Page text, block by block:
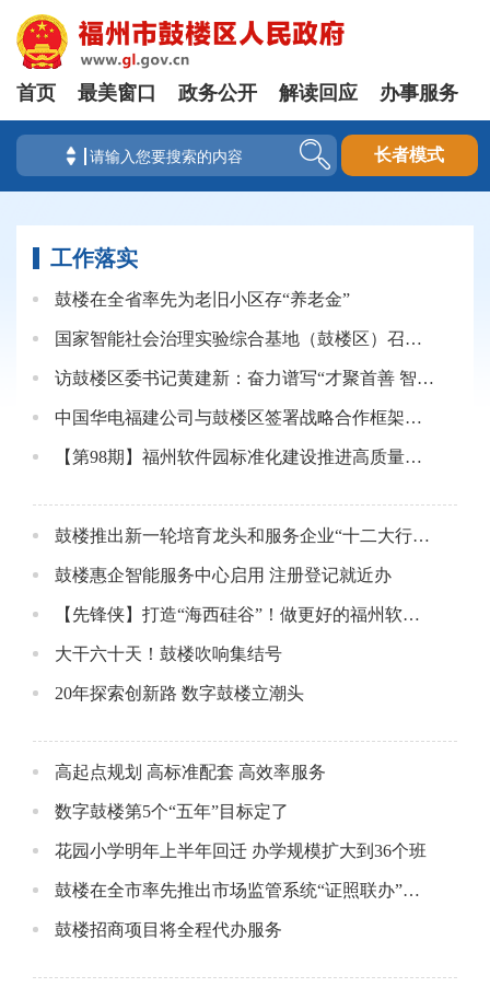
首页 最美窗口 政务公开 解读回应 办事服务
长者模式
工作落实
鼓楼在全省率先为老旧小区存“养老金”
国家智能社会治理实验综合基地（鼓楼区）召开 “打造韧性的智慧社区，优化智慧社区养老服务” 调研活动部署会议
访鼓楼区委书记黄建新：奋力谱写“才聚首善 智汇鼓楼”新篇章
中国华电福建公司与鼓楼区签署战略合作框架协议
【第98期】福州软件园标准化建设推进高质量发展座谈会暨春节期间稳生产稳用工政策宣讲会（软件信息企业专场）
鼓楼推出新一轮培育龙头和服务企业“十二大行动”
鼓楼惠企智能服务中心启用 注册登记就近办
【先锋侠】打造“海西硅谷”！做更好的福州软件园！
大干六十天！鼓楼吹响集结号
20年探索创新路 数字鼓楼立潮头
高起点规划 高标准配套 高效率服务
数字鼓楼第5个“五年”目标定了
花园小学明年上半年回迁 办学规模扩大到36个班
鼓楼在全市率先推出市场监管系统“证照联办”新模式
鼓楼招商项目将全程代办服务